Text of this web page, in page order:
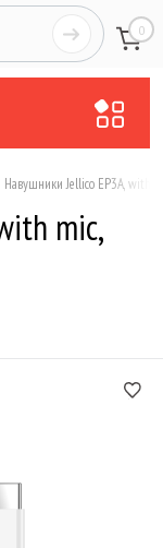
0
Навушники Jellico EP3A, with
mic,